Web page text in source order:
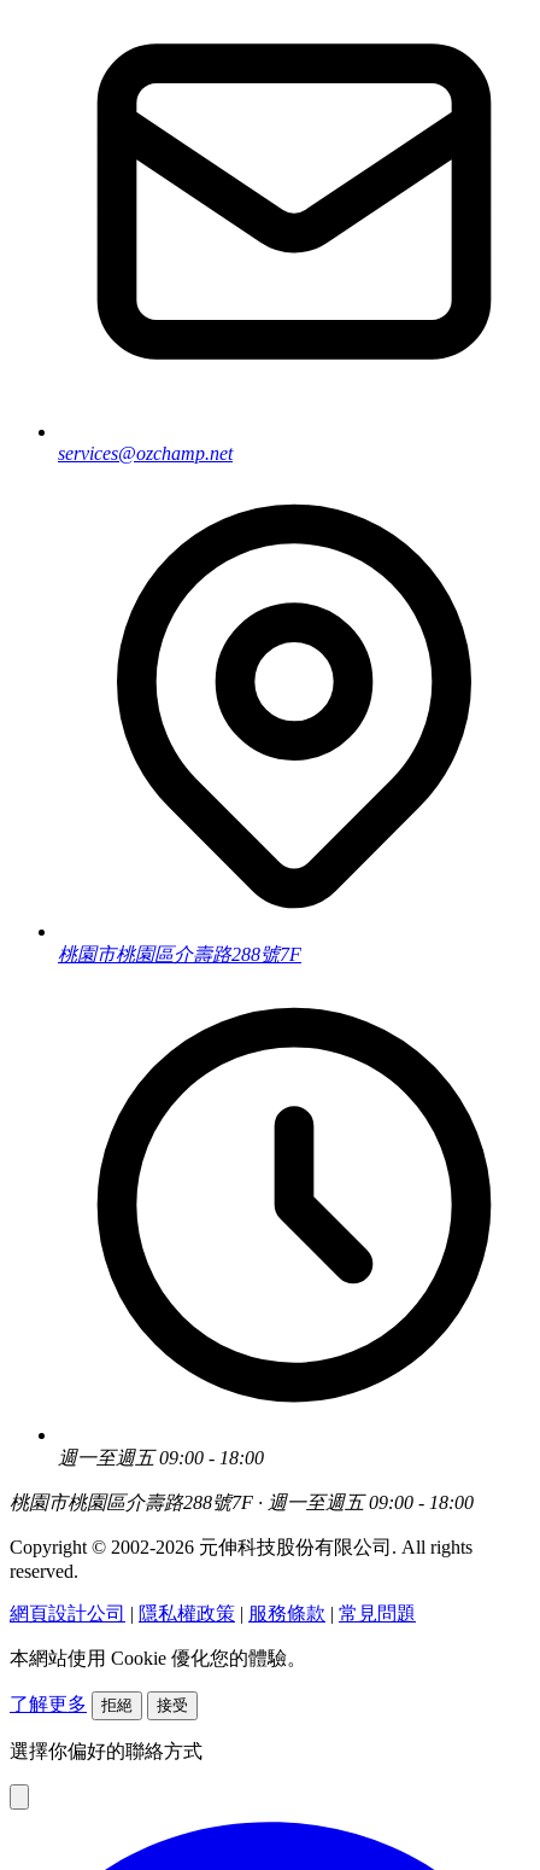
services@ozchamp.net
桃園市桃園區介壽路288號7F
週一至週五 09:00 - 18:00
桃園市桃園區介壽路288號7F · 週一至週五 09:00 - 18:00
Copyright © 2002-2026 元伸科技股份有限公司. All rights
reserved.
網頁設計公司 | 隱私權政策 | 服務條款 | 常見問題
本網站使用 Cookie 優化您的體驗。
了解更多 拒絕 接受
選擇你偏好的聯絡方式